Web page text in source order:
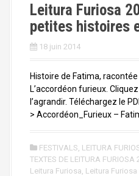
Leitura Furiosa
petites histoires
18 juin 2014
Histoire de Fatima,
L’accordéon furieux.
l’agrandir. Téléchargez le
> Accordéon_Furieux –
FESTIVALS LEITURA
TEXTES DE LEITURA FURIOSA
Leitura Furiosa Leitura Furiosa